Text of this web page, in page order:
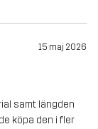
15 maj 2026
samt längden
köpa den i fler